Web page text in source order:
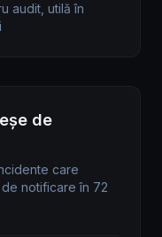
audit, utilă în
de
care
notificare în 72